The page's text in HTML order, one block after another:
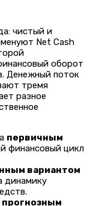
чистый и
Net Cash
оборот
Денежный поток
тремя
разное
первичным
финансовый цикл
вариантом
динамику
прогнозным